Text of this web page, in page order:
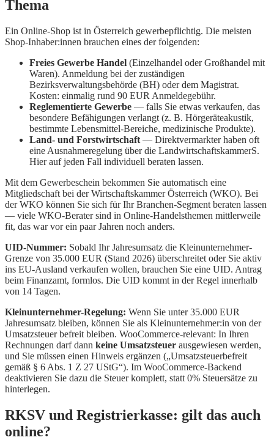
Thema
Ein Online-Shop ist in Österreich gewerbepflichtig. Die meisten
Shop-Inhaber:innen brauchen eines der folgenden:
Freies Gewerbe Handel (Einzelhandel oder Großhandel mit
Waren). Anmeldung bei der zuständigen
Bezirksverwaltungsbehörde (BH) oder dem Magistrat.
Kosten: einmalig rund 90 EUR Anmeldegebühr.
Reglementierte Gewerbe — falls Sie etwas verkaufen, das
besondere Befähigungen verlangt (z. B. Hörgeräteakustik,
bestimmte Lebensmittel-Bereiche, medizinische Produkte).
Land- und Forstwirtschaft — Direktvermarkter haben oft
eine Ausnahmeregelung über die LandwirtschaftskammerS.
Hier auf jeden Fall individuell beraten lassen.
Mit dem Gewerbeschein bekommen Sie automatisch eine
Mitgliedschaft bei der Wirtschaftskammer Österreich (WKO). Bei
der WKO können Sie sich für Ihr Branchen-Segment beraten lassen
— viele WKO-Berater sind in Online-Handelsthemen mittlerweile
fit, das war vor ein paar Jahren noch anders.
UID-Nummer: Sobald Ihr Jahresumsatz die Kleinunternehmer-
Grenze von 35.000 EUR (Stand 2026) überschreitet oder Sie aktiv
ins EU-Ausland verkaufen wollen, brauchen Sie eine UID. Antrag
beim Finanzamt, formlos. Die UID kommt in der Regel innerhalb
von 14 Tagen.
Kleinunternehmer-Regelung: Wenn Sie unter 35.000 EUR
Jahresumsatz bleiben, können Sie als Kleinunternehmer:in von der
Umsatzsteuer befreit bleiben. WooCommerce-relevant: In Ihren
Rechnungen darf dann keine Umsatzsteuer ausgewiesen werden,
und Sie müssen einen Hinweis ergänzen („Umsatzsteuerbefreit
gemäß § 6 Abs. 1 Z 27 UStG“). Im WooCommerce-Backend
deaktivieren Sie dazu die Steuer komplett, statt 0% Steuersätze zu
hinterlegen.
RKSV und Registrierkasse: gilt das auch
online?